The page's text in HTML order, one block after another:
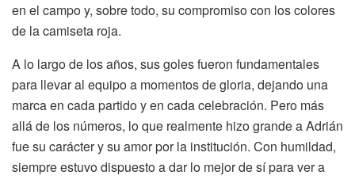
en el campo y, sobre todo, su compromiso con los colores
de la camiseta roja.
A lo largo de los años, sus goles fueron fundamentales
para llevar al equipo a momentos de gloria, dejando una
marca en cada partido y en cada celebración. Pero más
allá de los números, lo que realmente hizo grande a Adrián
fue su carácter y su amor por la institución. Con humildad,
siempre estuvo dispuesto a dar lo mejor de sí para ver a